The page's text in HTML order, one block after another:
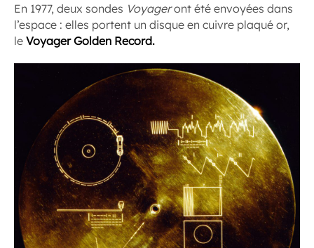
En 1977, deux sondes Voyageront été envoyées dans
l’espace : elles portent un disque en cuivre plaqué or,
le Voyager Golden Record.